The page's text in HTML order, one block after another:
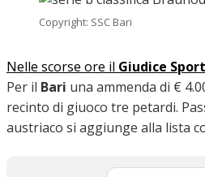
CALCIOMERCATO
Copyright: SSC Bari
Nelle scorse ore il Giudice
Per il Bari una ammenda di €
recinto di giuoco tre petardi.
austriaco si aggiunge alla lista